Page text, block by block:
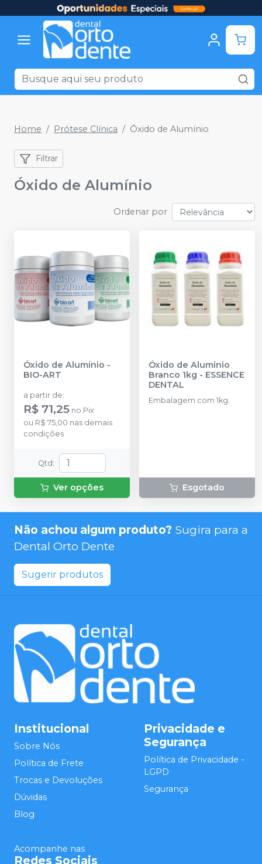
Home Prótese Clínica Óxido de Alumínio
Filtrar
Óxido de Alumínio
Ordenar por
Óxido de Alumínio -
BIO-ART
a partir de:
R$ 71,25 no Pix
ou R$ 75,00 nas demais
condições
Qtd :
Ver opções
Óxido de Alumínio
Branco 1kg - ESSENCE
DENTAL
Embalagem com 1kg.
Esgotado
Não achou algum produto? Sugira para a
Dental Orto Dente
Sugerir produtos
Institucional
Sobre Nós
Política de Frete
Trocas e Devoluções
Dúvidas
Blog
Privacidade e
Segurança
Política de Privacidade -
LGPD
Segurança
Acompanhe nas
Redes Sociais